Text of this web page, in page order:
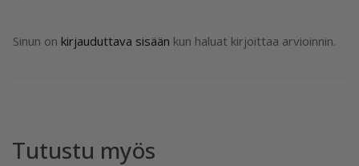
Sinun on kirjauduttava sisään kun haluat kirjoittaa arvioinnin.
Tutustu myös